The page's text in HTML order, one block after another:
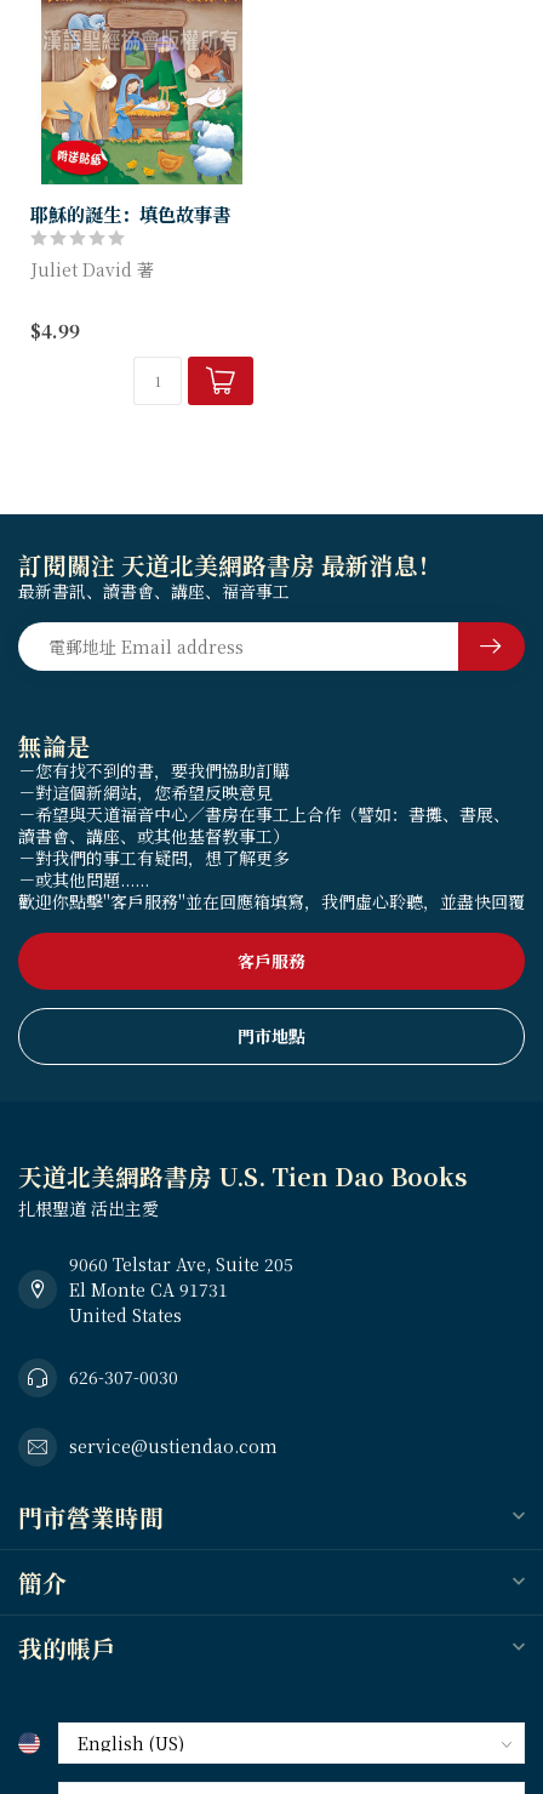
耶穌的誕生：填色故事書
Juliet David 著
體馬槽翻翻書》和一本《填色
故事書》（附送貼紙），前者
呈現出耶穌誕生的立體場景，
後者則以文字和圖畫詳...
$4.99
無論是
－您有找不到的書，要我們協助訂購
－對這個新網站，您希望反映意見
－希望與天道福音中心／書房在事工上合作（譬如：書攤、書展、
讀書會、講座、或其他基督教事工）
－對我們的事工有疑問，想了解更多
－或其他問題......
歡迎你點擊"客戶服務"並在回應箱填寫，我們虛心聆聽，並盡快回覆
客戶服務
門市地點
訂閱關注 天道北美網路書房 最新消息！
最新書訊、讀書會、講座、福音事工
天道北美網路書房 U.S. Tien Dao Books
扎根聖道 活出主愛
9060 Telstar Ave, Suite 205
El Monte CA 91731
United States
626-307-0030
service@ustiendao.com
門市營業時間
簡介
我的帳戶